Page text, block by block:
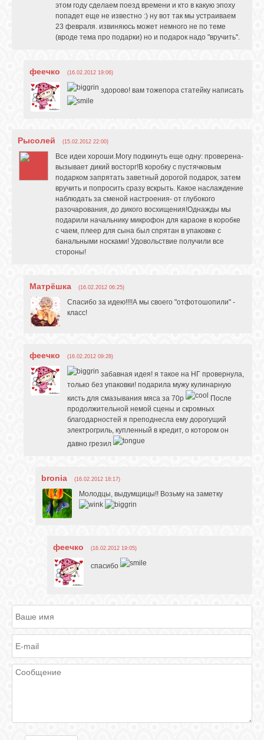
этом году сделаем поезд времени и кто в какую эпоху
попадет еще не известно :) ну вот так мы устраиваем
23 февраля. извиняюсь может немного не по теме
(вроде тема про подарки) но и подарок надо "вручить".
феечко (16.02.2012 19:06)
здорово! вам тожепора статейку написать
Рысолей (15.02.2012 22:00)
Все идеи хороши.Могу подкинуть еще одну: проверена-
вызывает дикий восторг!В коробку с пустячковым
подарком запрятать заветный дорогой подарок, затем
вручить и попросить сразу вскрыть. Какое наслаждение
наблюдать за сменой настроения- от глубокого
разочарования, до дикого восхищения!Однажды мы
подарили начальнику микрофон для караоке в коробке
с чаем, плеер для сына был спрятан в упаковке с
банальными носками! Удовольствие получили все
стороны!
Матрёшка (16.02.2012 06:25)
Спасибо за идею!!!!А мы своего "отфотошопили" -
класс!
феечко (16.02.2012 09:28)
забавная идея! я такое на НГ провернула,
только без упаковки! подарила мужу кулинарную
кисть для смазывания мяса за 70р
После
продолжительной немой сцены и скромных
благодарностей я преподнесла ему дорогущий
электрогриль, купленный в кредит, о котором он
давно грезил
bronia (16.02.2012 18:17)
Молодцы, выдумщицы!! Возьму на заметку
феечко (16.02.2012 19:05)
спасибо